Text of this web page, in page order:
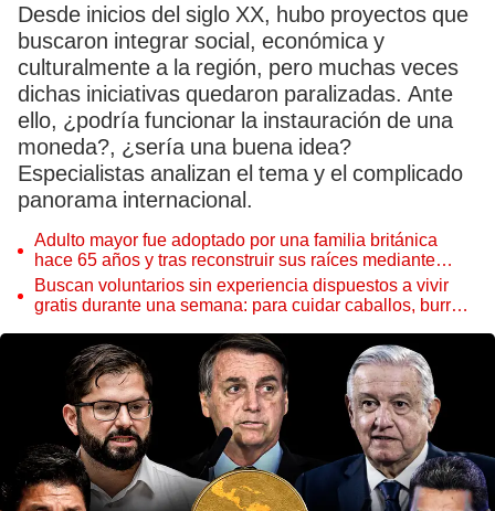
Desde inicios del siglo XX, hubo proyectos que
buscaron integrar social, económica y
culturalmente a la región, pero muchas veces
dichas iniciativas quedaron paralizadas. Ante
ello, ¿podría funcionar la instauración de una
moneda?, ¿sería una buena idea?
Especialistas analizan el tema y el complicado
panorama internacional.
Adulto mayor fue adoptado por una familia británica
hace 65 años y tras reconstruir sus raíces mediante
ADN ocurre lo inesperado: “Fue como encontrar una
aguja en un pajar”
Buscan voluntarios sin experiencia dispuestos a vivir
gratis durante una semana: para cuidar caballos, burros